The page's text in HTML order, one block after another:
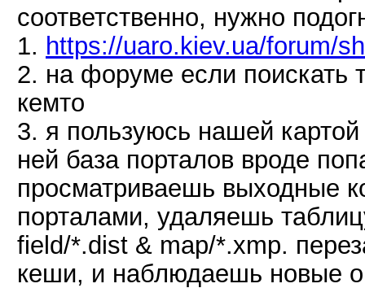
соответственно, нужно
1. https://uaro.kiev.ua/forum/
2. на форуме если поискать
кемто
3. я пользуюсь нашей
ней база порталов вроде
просматриваешь выходные
порталами, удаляешь
field/*.dist & map/*.xmp.
кеши, и наблюдаешь новые